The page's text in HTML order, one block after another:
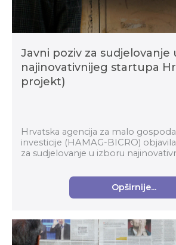
Javni poziv za sudjelovanje
najinovativnijeg startupa
projekt)
Hrvatska agencija za malo
investicije (HAMAG-BICRO)
za sudjelovanje u izboru
Opširnije...